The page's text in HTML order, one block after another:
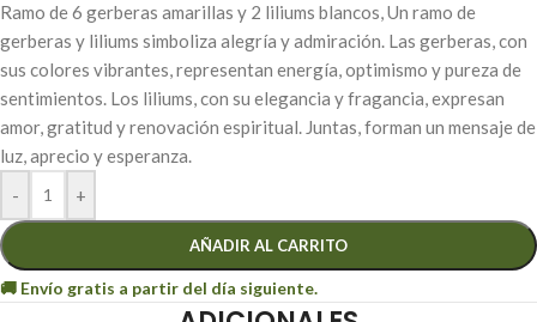
Ramo de 6 gerberas amarillas y 2 liliums blancos, Un ramo de
gerberas y liliums simboliza alegría y admiración. Las gerberas, con
sus colores vibrantes, representan energía, optimismo y pureza de
sentimientos. Los liliums, con su elegancia y fragancia, expresan
amor, gratitud y renovación espiritual. Juntas, forman un mensaje de
luz, aprecio y esperanza.
-
+
AÑADIR AL CARRITO